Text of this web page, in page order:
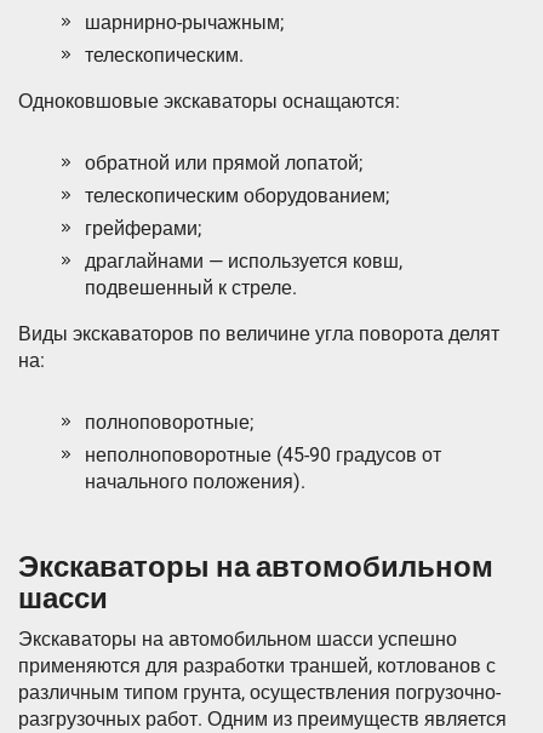
шарнирно-рычажным;
телескопическим.
Одноковшовые экскаваторы оснащаются:
обратной или прямой лопатой;
телескопическим оборудованием;
грейферами;
драглайнами — используется ковш,
подвешенный к стреле.
Виды экскаваторов по величине угла поворота делят
на:
полноповоротные;
неполноповоротные (45-90 градусов от
начального положения).
Экскаваторы на автомобильном
шасси
Экскаваторы на автомобильном шасси успешно
применяются для разработки траншей, котлованов с
различным типом грунта, осуществления погрузочно-
разгрузочных работ. Одним из преимуществ является